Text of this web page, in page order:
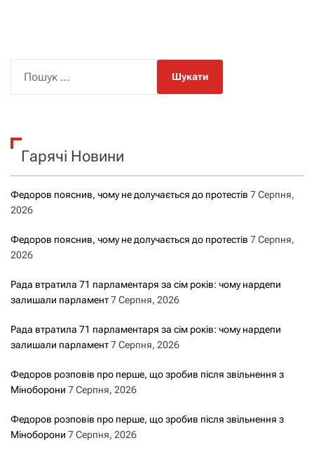
і
г
ц
і
я
з
з
а
и
с
к
Гарячі Новини
Федоров пояснив, чому не долучається до протестів 7 Серпня,
2026
Федоров пояснив, чому не долучається до протестів 7 Серпня,
2026
Рада втратила 71 парламентаря за сім років: чому нардепи
залишали парламент7 Серпня, 2026
Рада втратила 71 парламентаря за сім років: чому нардепи
залишали парламент7 Серпня, 2026
Федоров розповів про перше, що зробив після звільнення з
Міноборони 7 Серпня, 2026
Федоров розповів про перше, що зробив після звільнення з
Міноборони 7 Серпня, 2026